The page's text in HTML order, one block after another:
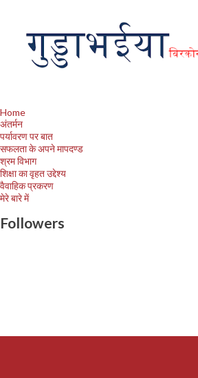
Home
अंतर्मन
पर्यावरण पर बात
सफलता के अपने मापदण्ड
श्रम विभाग
शिक्षा का वृहत उद्देश्य
वैवाहिक प्रकरण
मेरे बारे में
Followers